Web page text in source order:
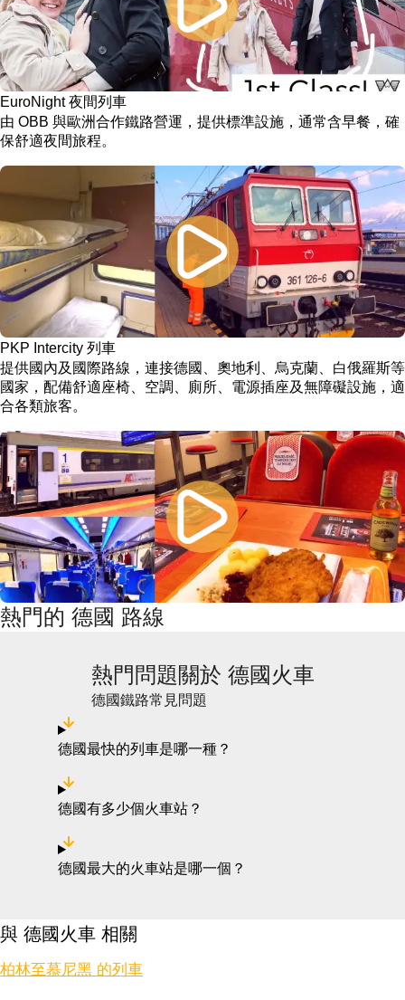
EuroNight 夜間列車
由 OBB 與歐洲合作鐵路營運，提供標準設施，通常含早餐，確
保舒適夜間旅程。
PKP Intercity 列車
提供國內及國際路線，連接德國、奧地利、烏克蘭、白俄羅斯等
國家，配備舒適座椅、空調、廁所、電源插座及無障礙設施，適
合各類旅客。
熱門的 德國 路線
熱門問題關於 德國火車
德國鐵路常見問題
德國最快的列車是哪一種？
德國有多少個火車站？
德國最大的火車站是哪一個？
與 德國火車 相關
柏林至慕尼黑 的列車